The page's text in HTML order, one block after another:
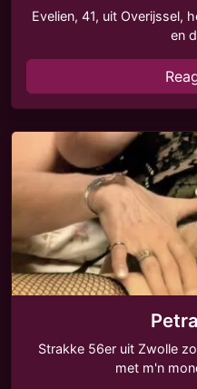
Evelien, 41, uit Overijssel,
en
Strakke 56er uit Zwolle
met m'n